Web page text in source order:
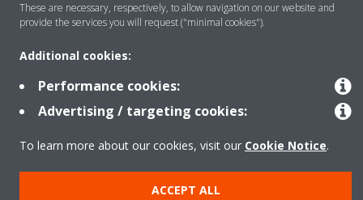
Kontakti
Produktet
Politika e privatësisë së të dhënave
Etika Korporative
These are necessary, respectively, to allow navigation on our website and
provide the services you will request ("minimal cookies").
Additional cookies:
Performance cookies:
Advertising / targeting cookies:
To learn more about our cookies, visit our Cookie Notice.
ACCEPT ALL